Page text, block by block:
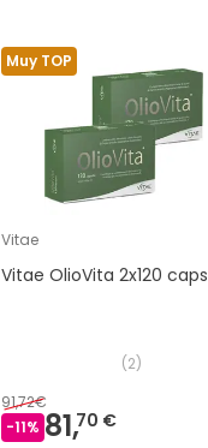
Muy TOP
Vitae
Vitae OlioVita 2x120 caps
(2)
91,72€
-11% 81,70 €